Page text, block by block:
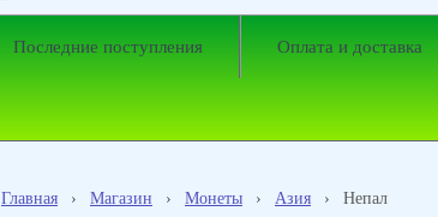
Последние поступления Оплата и доставка
Главная › Магазин › Монеты › Азия › Непал